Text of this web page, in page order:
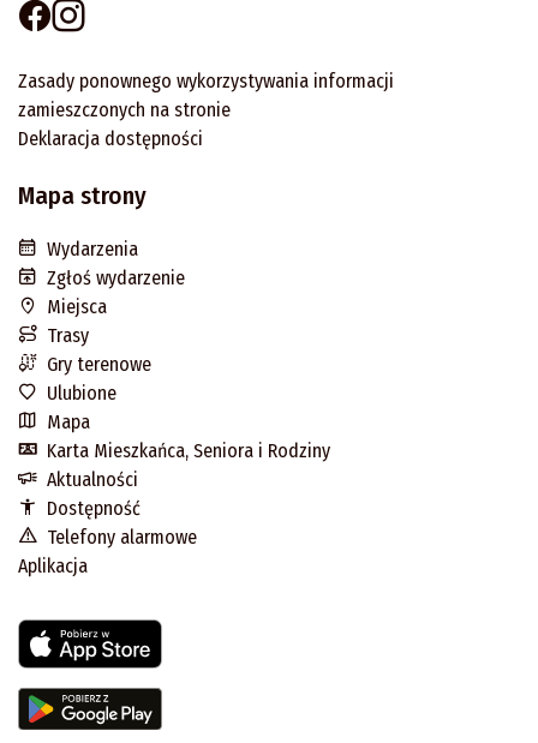
Zasady ponownego wykorzystywania informacji
zamieszczonych na stronie
Deklaracja dostępności
Mapa strony
Wydarzenia
Zgłoś wydarzenie
Miejsca
Trasy
Gry terenowe
Ulubione
Mapa
Karta Mieszkańca, Seniora i Rodziny
Aktualności
Dostępność
Telefony alarmowe
Aplikacja